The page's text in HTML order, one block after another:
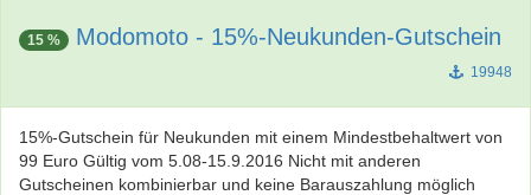
15 % Modomoto - 15%-Neukunden-Gutschein
19948
15%-Gutschein für Neukunden mit einem Mindestbehaltwert von
99 Euro Gültig vom 5.08-15.9.2016 Nicht mit anderen
Gutscheinen kombinierbar und keine Barauszahlung möglich